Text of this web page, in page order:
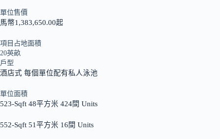
單位售價
馬幣1,383,650.00起
項目占地面積
20英畝
戶型
酒店式 每個單位配有私人泳池
單位面積
523-Sqft 48平方米 424間 Units
552-Sqft 51平方米 16間 Units